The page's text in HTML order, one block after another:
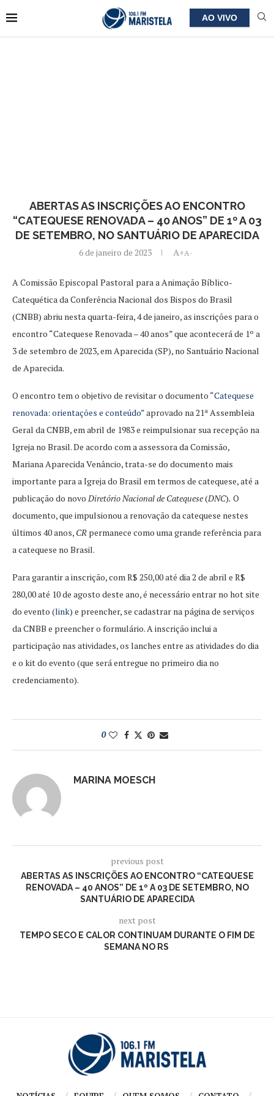
AO VIVO
ABERTAS AS INSCRIÇÕES AO ENCONTRO
“CATEQUESE RENOVADA – 40 ANOS” DE 1º A 03
DE SETEMBRO, NO SANTUÁRIO DE APARECIDA
6 de janeiro de 2023 A+A-
A Comissão Episcopal Pastoral para a Animação Bíblico-
Catequética da Conferência Nacional dos Bispos do Brasil
(CNBB) abriu nesta quarta-feira, 4 de janeiro, as inscrições para o
encontro “Catequese Renovada – 40 anos” que acontecerá de 1º a
3 de setembro de 2023, em Aparecida (SP), no Santuário Nacional
de Aparecida.
O encontro tem o objetivo de revisitar o documento “Catequese
renovada: orientações e conteúdo”aprovado na 21ª Assembleia
Geral da CNBB, em abril de 1983 e reimpulsionar sua recepção na
Igreja no Brasil. De acordo com a assessora da Comissão,
Mariana Aparecida Venâncio, trata-se do documento mais
importante para a Igreja do Brasil em termos de catequese, até a
publicação do novo Diretório Nacional de Catequese(DNC). O
documento, que impulsionou a renovação da catequese nestes
últimos 40 anos, CR permanece como uma grande referência para
a catequese no Brasil.
Para garantir a inscrição, com R$ 250,00 até dia 2 de abril e R$
280,00 até 10 de agosto deste ano, é necessário entrar no hot site
do evento (link) e preencher, se cadastrar na página de serviços
da CNBB e preencher o formulário. A inscrição inclui a
participação nas atividades, os lanches entre as atividades do dia
e o kit do evento (que será entregue no primeiro dia no
credenciamento).
0
MARINA MOESCH
previous post
ABERTAS AS INSCRIÇÕES AO ENCONTRO “CATEQUESE
RENOVADA – 40 ANOS” DE 1º A 03 DE SETEMBRO, NO
SANTUÁRIO DE APARECIDA
next post
TEMPO SECO E CALOR CONTINUAM DURANTE O FIM DE
SEMANA NO RS